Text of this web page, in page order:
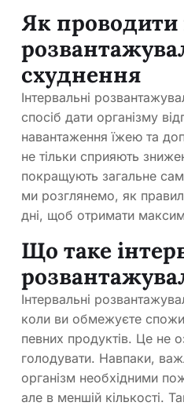
Як проводити
схуднення
Інтервальні
спосіб дати організму
навантаження їжею та
не тільки сприяють
покращують загальне
ми розглянемо, як
дні, щоб отримати
Що таке
Інтервальні
коли ви обмежуєте
певних продуктів. Це не
голодувати. Навпаки,
організм необхідними
але в меншій кількості.